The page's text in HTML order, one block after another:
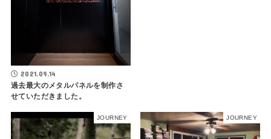
2021.09.14
過去最大のメタルパネルを制作さ
せていただきました。
JOURNEY JOURNEY